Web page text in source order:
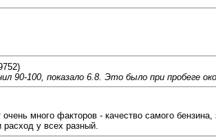
90-100, показало 6.8. Это было при пробеге
много факторов - качество самого
расход у всех разный.